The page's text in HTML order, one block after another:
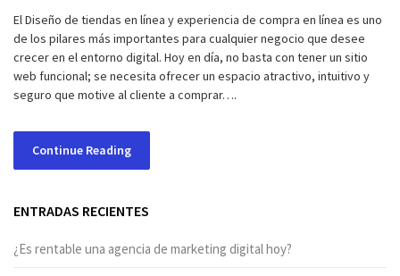
El Diseño de tiendas en línea y experiencia de compra en línea es uno
de los pilares más importantes para cualquier negocio que desee
crecer en el entorno digital. Hoy en día, no basta con tener un sitio
web funcional; se necesita ofrecer un espacio atractivo, intuitivo y
seguro que motive al cliente a comprar….
Continue Reading
ENTRADAS RECIENTES
¿Es rentable una agencia de marketing digital hoy?